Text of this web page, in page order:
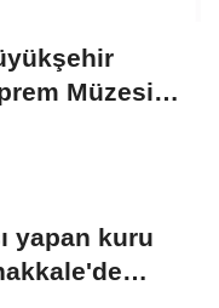
Müzesi
yapan kuru